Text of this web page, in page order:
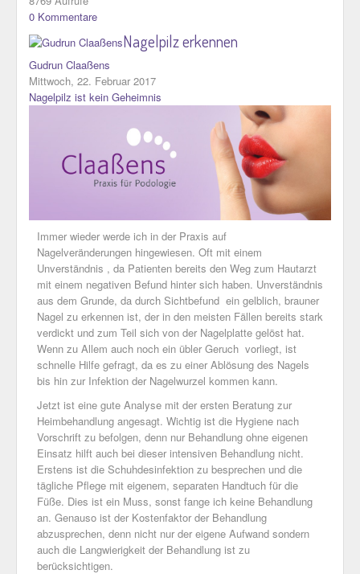
0 Kommentare
Nagelpilz erkennen
Gudrun Claaßens
Mittwoch, 22. Februar 2017
Nagelpilz ist kein Geheimnis
Immer wieder werde ich in der Praxis auf
Nagelveränderungen hingewiesen. Oft mit einem
Unverständnis , da Patienten bereits den Weg zum Hautarzt
mit einem negativen Befund hinter sich haben. Unverständnis
aus dem Grunde, da durch Sichtbefund ein gelblich, brauner
Nagel zu erkennen ist, der in den meisten Fällen bereits stark
verdickt und zum Teil sich von der Nagelplatte gelöst hat.
Wenn zu Allem auch noch ein übler Geruch vorliegt, ist
schnelle Hilfe gefragt, da es zu einer Ablösung des Nagels
bis hin zur Infektion der Nagelwurzel kommen kann.
Jetzt ist eine gute Analyse mit der ersten Beratung zur
Heimbehandlung angesagt. Wichtig ist die Hygiene nach
Vorschrift zu befolgen, denn nur Behandlung ohne eigenen
Einsatz hilft auch bei dieser intensiven Behandlung nicht.
Erstens ist die Schuhdesinfektion zu besprechen und die
tägliche Pflege mit eigenem, separaten Handtuch für die
Füße. Dies ist ein Muss, sonst fange ich keine Behandlung
an. Genauso ist der Kostenfaktor der Behandlung
abzusprechen, denn nicht nur der eigene Aufwand sondern
auch die Langwierigkeit der Behandlung ist zu
berücksichtigen.